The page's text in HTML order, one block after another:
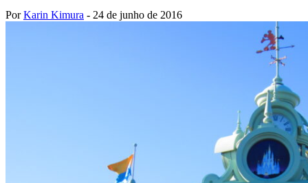
PorKarin Kimura - 24 de junho de 2016